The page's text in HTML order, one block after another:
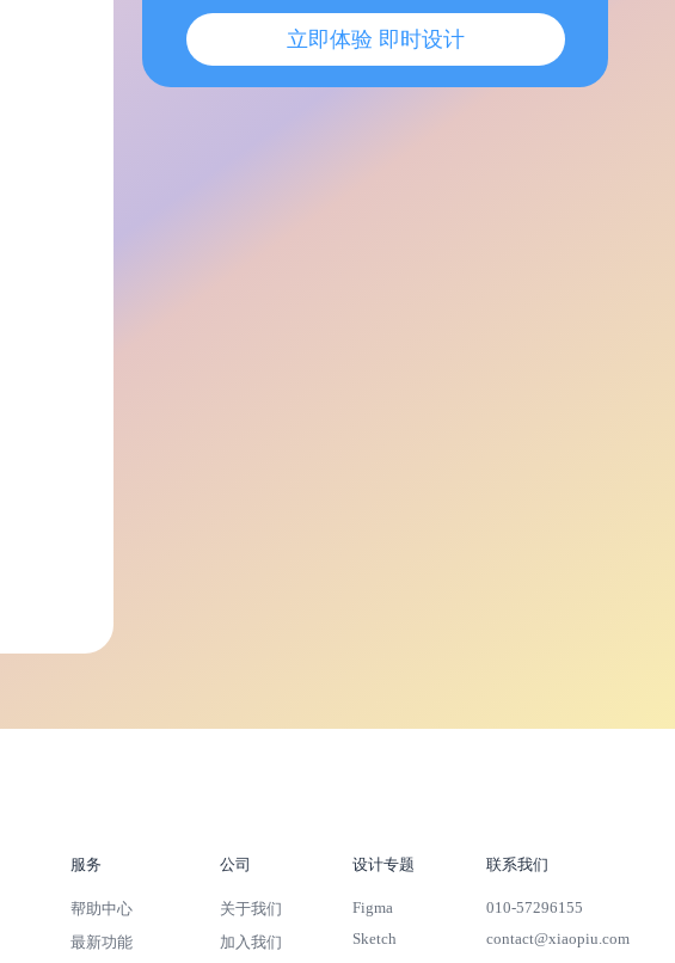
立即体验 即时设计
服务
帮助中心
最新功能
公司
关于我们
加入我们
设计专题
Figma
Sketch
联系我们
010-57296155
contact@xiaopiu.com